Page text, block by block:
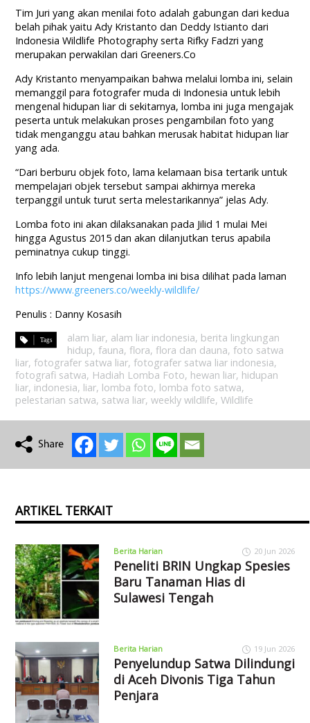
Tim Juri yang akan menilai foto adalah gabungan dari kedua
belah pihak yaitu Ady Kristanto dan Deddy Istianto dari
Indonesia Wildlife Photography serta Rifky Fadzri yang
merupakan perwakilan dari Greeners.Co
Ady Kristanto menyampaikan bahwa melalui lomba ini, selain
memanggil para fotografer muda di Indonesia untuk lebih
mengenal hidupan liar di sekitarnya, lomba ini juga mengajak
peserta untuk melakukan proses pengambilan foto yang
tidak menganggu atau bahkan merusak habitat hidupan liar
yang ada.
“Dari berburu objek foto, lama kelamaan bisa tertarik untuk
mempelajari objek tersebut sampai akhirnya mereka
terpanggil untuk turut serta melestarikannya” jelas Ady.
Lomba foto ini akan dilaksanakan pada Jilid 1 mulai Mei
hingga Agustus 2015 dan akan dilanjutkan terus apabila
peminatnya cukup tinggi.
Info lebih lanjut mengenai lomba ini bisa dilihat pada laman
https://www.greeners.co/weekly-wildlife/
Penulis : Danny Kosasih
alam liar, alam liar indonesia, berita lingkungan
hidup,fauna,flora,flora dan dauna,foto satwa
liar,fotografer satwa liar,fotografer satwa liar indonesia,
fotografi satwa, Hadiah Lomba Foto, hewan liar, hidupan
liar, indonesia, liar, lomba foto, lomba foto satwa,
pelestarian satwa, satwa liar,weekly wildlife,Wildlife
ARTIKEL TERKAIT
Berita Harian 20 Jun 2026
Peneliti BRIN Ungkap Spesies
Baru Tanaman Hias di
Sulawesi Tengah
Berita Harian 19 Jun 2026
Penyelundup Satwa Dilindungi
di Aceh Divonis Tiga Tahun
Penjara